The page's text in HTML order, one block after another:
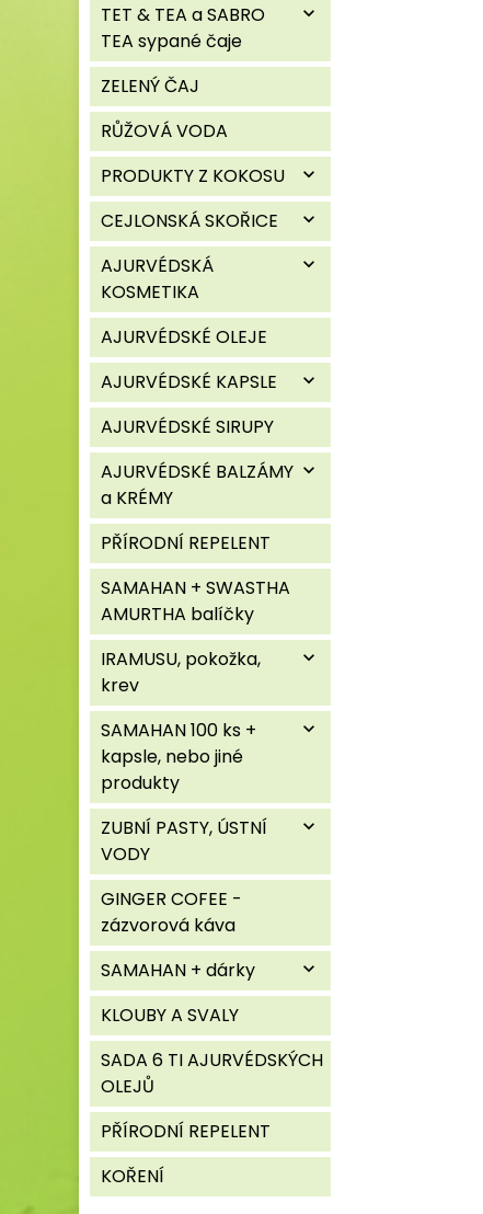
TET & TEA a SABRO
TEA sypané čaje
expand_more
ZELENÝ ČAJ
RŮŽOVÁ VODA
PRODUKTY Z KOKOSU
expand_more
CEJLONSKÁ SKOŘICE expand_more
AJURVÉDSKÁ
KOSMETIKA
expand_more
AJURVÉDSKÉ OLEJE
AJURVÉDSKÉ KAPSLE
expand_more
AJURVÉDSKÉ SIRUPY
AJURVÉDSKÉ BALZÁMY
a KRÉMY
expand_more
PŘÍRODNÍ REPELENT
SAMAHAN + SWASTHA
AMURTHA balíčky
IRAMUSU, pokožka,
krev
expand_more
SAMAHAN 100 ks +
kapsle, nebo jiné
produkty
expand_more
ZUBNÍ PASTY, ÚSTNÍ
VODY
expand_more
GINGER COFEE -
zázvorová káva
SAMAHAN + dárky
expand_more
KLOUBY A SVALY
SADA 6 TI AJURVÉDSKÝCH
OLEJŮ
PŘÍRODNÍ REPELENT
KOŘENÍ